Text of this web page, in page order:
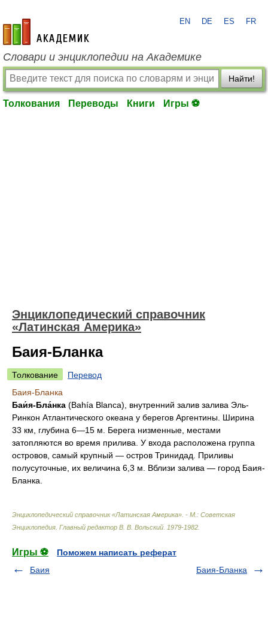
academic.ru
EN DE ES FR
Словари и энциклопедии на Академике
Найти!
Толкования Переводы Книги Игры ⚽
Энциклопедический справочник
«Латинская Америка»
Баия-Бланка
Толкование
Перевод
Баия-Бланка
Баи́я-Бла́нка (Bahía Blanca), внутренний залив залива Эль-
Ринкон Атлантического океана у берегов Аргентины. Ширина
33 км, глубина 6—15 м. Берега низменные, местами
затопляются во время прилива. У входа расположена группа
островов, самый крупный — остров Тринидад. Приливы
полусуточные, их величина 6,3 м. Вблизи залива — город Баия-
Бланка.
Энциклопедический справочник «Латинская Америка». - М.: Советская
Энциклопедия Главный редактор В. В. Вольский 1979-1982
Игры ⚽
Поможем написать реферат
Баия
Баия-Бланка